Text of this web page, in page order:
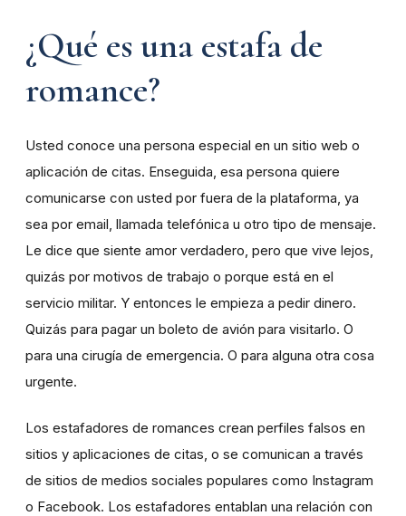
¿Qué es una estafa de
romance?
Usted conoce una persona especial en un sitio web o
aplicación de citas. Enseguida, esa persona quiere
comunicarse con usted por fuera de la plataforma, ya
sea por email, llamada telefónica u otro tipo de mensaje.
Le dice que siente amor verdadero, pero que vive lejos,
quizás por motivos de trabajo o porque está en el
servicio militar. Y entonces le empieza a pedir dinero.
Quizás para pagar un boleto de avión para visitarlo. O
para una cirugía de emergencia. O para alguna otra cosa
urgente.
Los estafadores de romances crean perfiles falsos en
sitios y aplicaciones de citas, o se comunican a través
de sitios de medios sociales populares como Instagram
o Facebook. Los estafadores entablan una relación con